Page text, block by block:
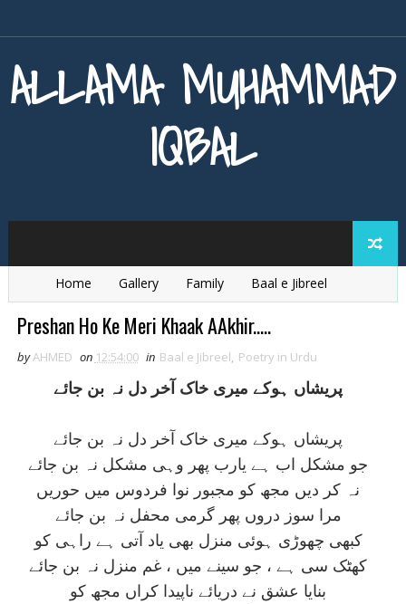
ALLAMA MUHAMMAD
IQBAL
Home Gallery Family
Baal e Jibreel
Zarb e Kaleem
Armaghan e Hijaz
Preshan Ho Ke Meri Khaak AAkhir.....
byAHMED on 12:54:00 in Baal e Jibreel, Poetry in Urdu
پريشاں ہوکے ميری خاک آخر دل نہ بن جائے
پريشاں ہوکے ميری خاک آخر دل نہ بن جائے
جو مشکل اب ہے يارب پھر وہی مشکل نہ بن جائے
نہ کر ديں مجھ کو مجبور نوا فردوس ميں حوريں
مرا سوز دروں پھر گرمی محفل نہ بن جائے
کبھی چھوڑی ہوئی منزل بھی ياد آتی ہے راہی کو
کھٹک سی ہے ، جو سينے ميں ، غم منزل نہ بن جائے
بنايا عشق نے دريائے ناپيدا کراں مجھ کو